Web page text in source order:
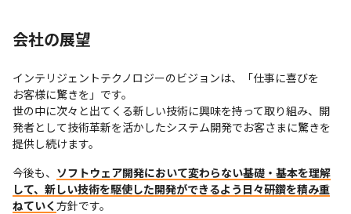
会社の展望
インテリジェントテクノロジーのビジョンは、「仕事に喜びを
お客様に驚きを」です。
世の中に次々と出てくる新しい技術に興味を持って取り組み、開
発者として技術革新を活かしたシステム開発でお客さまに驚きを
提供し続けます。
今後も、 ソフトウェア開発において変わらない基礎・基本を理解
して、新しい技術を駆使した開発ができるよう日々研鑽を積み重
ねていく 方針です。